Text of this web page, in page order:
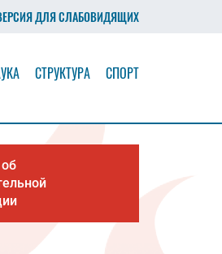
ДЛЯ СЛАБОВИДЯЩИХ
СТРУКТУРА СПОРТ